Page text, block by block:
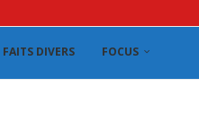
FAITS DIVERS FOCUS